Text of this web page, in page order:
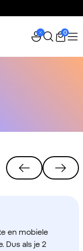
0
en mobiele
Dus als je 2